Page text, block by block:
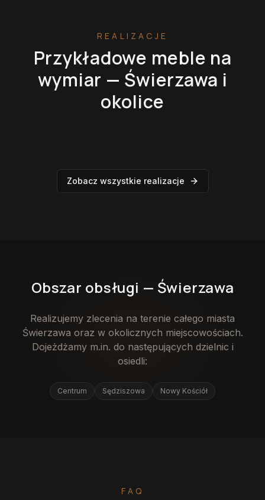
REALIZACJE
Przykładowe meble na
wymiar — Świerzawa i
okolice
Zobacz wszystkie realizacje
Obszar obsługi — Świerzawa
Realizujemy zlecenia na terenie całego miasta
Świerzawa oraz w okolicznych miejscowościach.
Dojeżdżamy m.in. do następujących dzielnic i
osiedli:
Centrum Sędziszowa Nowy Kościół
FAQ